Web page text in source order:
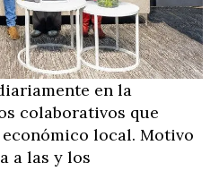
en la
colaborativos que
local. Motivo
a las y los